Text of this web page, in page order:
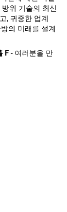
위 기술의 최신
, 귀중한 업계
의 미래를 설계
F - 여러분을 만